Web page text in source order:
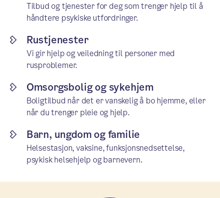
Tilbud og tjenester for deg som trenger hjelp til å
håndtere psykiske utfordringer.
Rustjenester
Vi gir hjelp og veiledning til personer med
rusproblemer.
Omsorgsbolig og sykehjem
Boligtilbud når det er vanskelig å bo hjemme, eller
når du trenger pleie og hjelp.
Barn, ungdom og familie
Helsestasjon, vaksine, funksjonsnedsettelse,
psykisk helsehjelp og barnevern.